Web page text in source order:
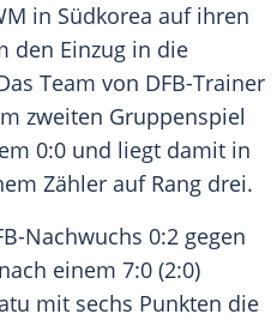
in Südkorea auf ihren
den Einzug in die
Team von DFB-Trainer
zweiten Gruppenspiel
0:0 und liegt damit in
Zähler auf Rang drei.
Nachwuchs 0:2 gegen
einem 7:0 (2:0)
mit sechs Punkten die